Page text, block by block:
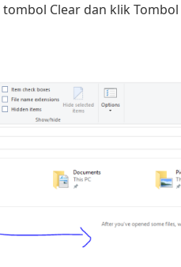
Clear dan klik